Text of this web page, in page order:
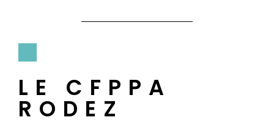
LE CFPPA
RODEZ